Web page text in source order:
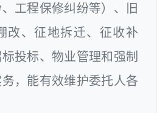
工程保修纠纷等）、旧
改、征地拆迁、征收补
投标、物业管理和强制
，能有效维护委托人各